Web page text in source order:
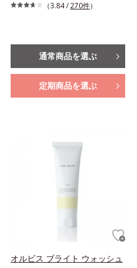
（3.84 /270件）
通常商品を選ぶ
定期商品を選ぶ
オルビス ブライト ウォッシュ